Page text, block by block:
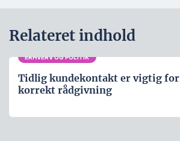
Relateret indhold
ERHVERV OG POLITIK
Tidlig kundekontakt er vigtig for
korrekt rådgivning